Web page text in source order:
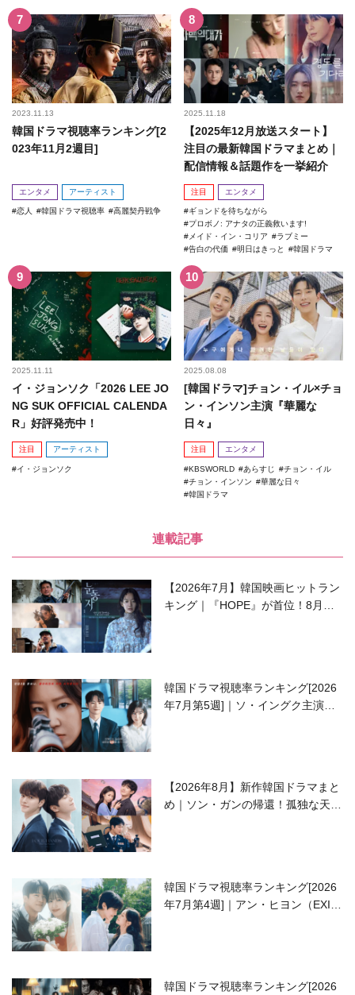
2023.11.13
韓国ドラマ視聴率ランキング[2
023年11月2週目]
エンタメ アーティスト
恋人 韓国ドラマ視聴率 高麗契丹戦争
2025.11.18
【2025年12月放送スタート】
注目の最新韓国ドラマまとめ｜
配信情報＆話題作を一挙紹介
注目 エンタメ
ギョンドを待ちながら
プロボノ: アナタの正義救います!
メイド・イン・コリア
ラブミー
告白の代価
明日はきっと 韓国ドラマ
2025.11.11
イ・ジョンソク「2026 LEE JO
NG SUK OFFICIAL CALENDA
R」好評発売中！
注目 アーティスト
イ・ジョンソク
2025.08.08
[韓国ドラマ]チョン・イル×チョ
ン・インソン主演『華麗な
日々』
注目 エンタメ
KBSWORLD あらすじ
チョン・イル
チョン・インソン
華麗な日々
韓国ドラマ
連載記事
【2026年7月】韓国映画ヒットラン
キング｜『HOPE』が首位！8月公
韓国ドラマ視聴率ランキング[2026
年7月第5週]｜ソ・イングク主演の
【2026年8月】新作韓国ドラマまと
め｜ソン・ガンの帰還！孤独な天才
韓国ドラマ視聴率ランキング[2026
年7月第4週]｜アン・ヒヨン（EXID
韓国ドラマ視聴率ランキング[2026